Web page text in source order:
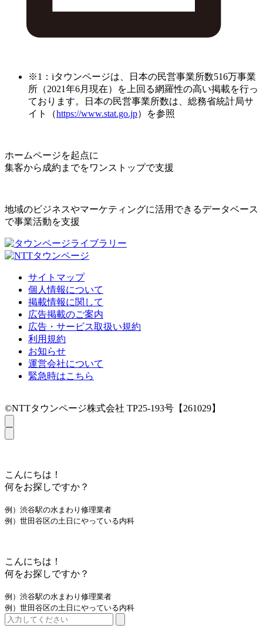
※1：iタウンページは、日本の民営事業所数516万事業
所（2021年6月現在）を上回る網羅性の高い掲載を行っ
ております。日本の民営事業所数は、総務省統計局サ
イト（https://www.stat.go.jp）を参照
ホームページを起点に
集客から成約までをワンストップで支援
地域のビジネスやマーケティングに活用できるデータベース
で事業活動を支援
サイトマップ
個人情報について
掲載情報に関して
広告掲載のご案内
広告・サービス取扱い規約
利用規約
お知らせ
運営会社について
緊急時はこちら
©NTTタウンページ株式会社 TP25-193号【261029】
こんにちは！
何をお探しですか？
例）渋谷駅の水まわり修理業者
例）世田谷区の土日にやっている内科
こんにちは！
何をお探しですか？
例）渋谷駅の水まわり修理業者
例）世田谷区の土日にやっている内科